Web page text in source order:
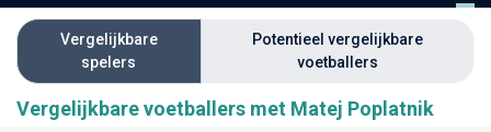
Vergelijkbare
spelers
Potentieel vergelijkbare
voetballers
Vergelijkbare voetballers met Matej Poplatnik